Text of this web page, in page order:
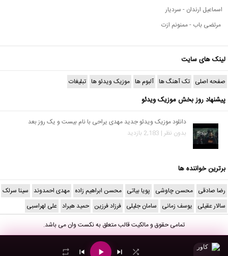
اسماعیل ارندان - سردیار
مرتضی باب - ممنونم ازت
لینک های سایت
صفحه اصلی تک آهنگ ها آلبوم ها موزیک ویدئو ها تبلیغات
پیشنهاد روز بخش موزیک ویدئو
دانلود موزیک ویدئو جدید مهدی یراحی با نام بیست و یک روز بعد
بدون نظر | 2,183 بازدید
برترین خواننده ها
رضا صادقی محسن چاوشی پویا بیاتی محسن ابراهیم زاده مهدی احمدوند سینا سرلک
سالار عقیلی یوسف زمانی سامان جلیلی فرزاد فرزین حمید هیراد علی لهراسبی
تمامی حقوق و مالکیت قالب متعلق بهنکست وانمی باشد.